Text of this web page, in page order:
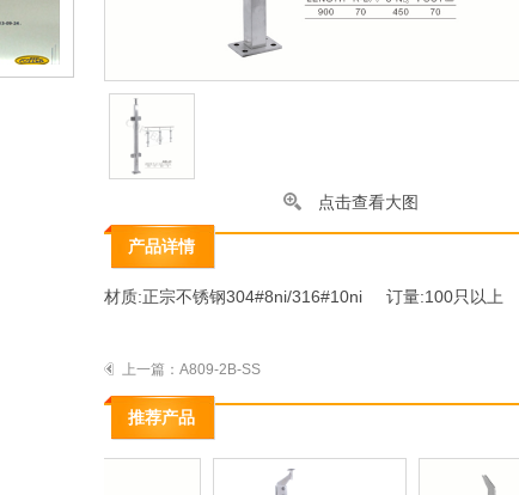
点击查看大图
产品详情
材质:正宗不锈钢304#8ni/316#10ni 订量:100只以上
上一篇： A809-2B-SS
推荐产品